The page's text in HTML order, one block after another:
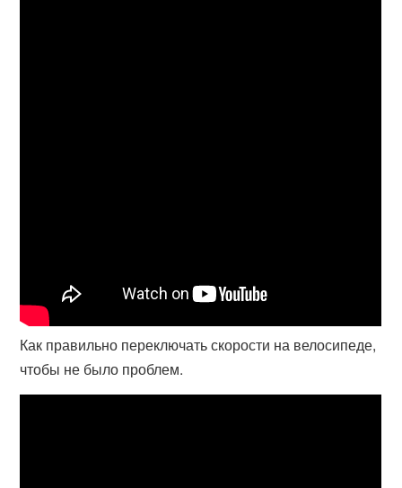
Как правильно переключать скорости на велосипеде,
чтобы не было проблем.